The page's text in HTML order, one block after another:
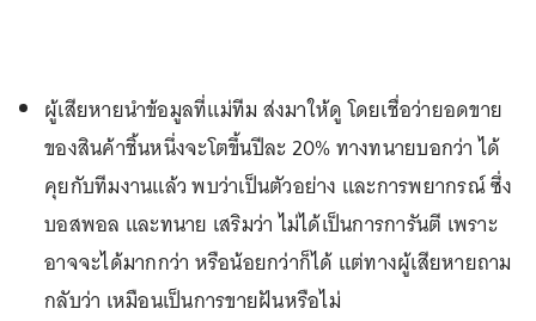
ผู้เสียหายนำข้อมูลที่แม่ทีม ส่งมาให้ดู โดยเชื่อว่ายอดขาย
ของสินค้าชิ้นหนึ่งจะโตขึ้นปีละ 20% ทางทนายบอกว่า ได้
คุยกับทีมงานแล้ว พบว่าเป็นตัวอย่าง และการพยากรณ์ ซึ่ง
บอสพอล และทนาย เสริมว่า ไม่ได้เป็นการการันตี เพราะ
อาจจะได้มากกว่า หรือน้อยกว่าก็ได้ แต่ทางผู้เสียหายถาม
กลับว่า เหมือนเป็นการขายฝันหรือไม่